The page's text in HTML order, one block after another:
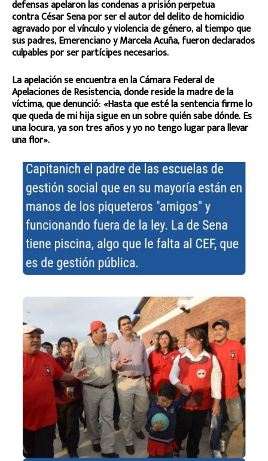
defensas apelaron las condenas a prisión perpetua
contra César Sena por ser el autor del delito de homicidio
agravado por el vínculo y violencia de género, al tiempo que
sus padres, Emerenciano y Marcela Acuña, fueron declarados
culpables por ser partícipes necesarios.
La apelación se encuentra en la Cámara Federal de
Apelaciones de Resistencia, donde reside la madre de la
víctima, que denunció:«Hasta que esté la sentencia firme lo
que queda de mi hija sigue en un sobre quién sabe dónde. Es
una locura, ya son tres años y yo no tengo lugar para llevar
una flor».